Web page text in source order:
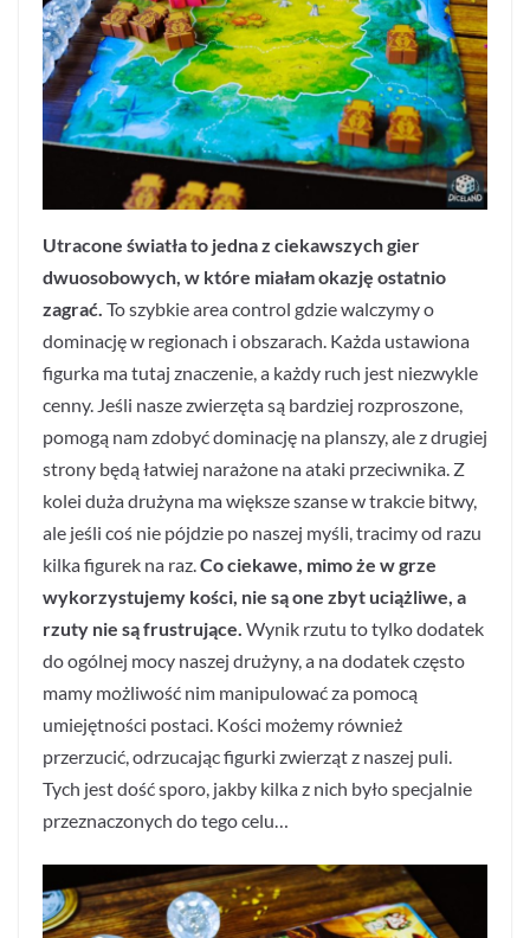
Utracone światła to jedna z ciekawszych gier
dwuosobowych, w które miałam okazję ostatnio
zagrać. To szybkie area control gdzie walczymy o
dominację w regionach i obszarach. Każda ustawiona
figurka ma tutaj znaczenie, a każdy ruch jest niezwykle
cenny. Jeśli nasze zwierzęta są bardziej rozproszone,
pomogą nam zdobyć dominację na planszy, ale z drugiej
strony będą łatwiej narażone na ataki przeciwnika. Z
kolei duża drużyna ma większe szanse w trakcie bitwy,
ale jeśli coś nie pójdzie po naszej myśli, tracimy od razu
kilka figurek na raz.Co ciekawe, mimo że w grze
wykorzystujemy kości, nie są one zbyt uciążliwe, a
rzuty nie są frustrujące. Wynik rzutu to tylko dodatek
do ogólnej mocy naszej drużyny, a na dodatek często
mamy możliwość nim manipulować za pomocą
umiejętności postaci. Kości możemy również
przerzucić, odrzucając figurki zwierząt z naszej puli.
Tych jest dość sporo, jakby kilka z nich było specjalnie
przeznaczonych do tego celu…